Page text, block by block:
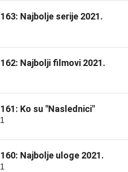
Najbolje serije 2021.
Najbolji filmovi 2021.
Ko su "Naslednici"
Najbolje uloge 2021.